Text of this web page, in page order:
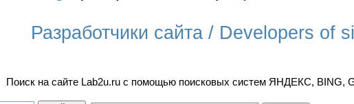
Разработчики сайта / Developers of
Поиск на сайте Lab2u.ru с помощью поисковых систем ЯНДЕКС, BING,